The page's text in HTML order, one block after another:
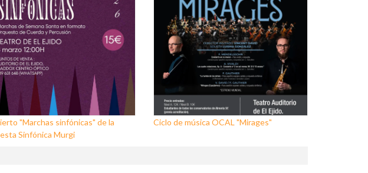
"Marchas sinfónicas" de la
Sinfónica Murgi
Ciclo de música OCAL "Mirages"